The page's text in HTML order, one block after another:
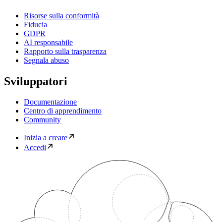
Risorse sulla conformità
Fiducia
GDPR
AI responsabile
Rapporto sulla trasparenza
Segnala abuso
Sviluppatori
Documentazione
Centro di apprendimento
Community
Inizia a creare
Accedi